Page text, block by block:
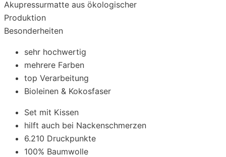
Akupressurmatte aus ökologischer
Produktion
Besonderheiten
sehr hochwertig
mehrere Farben
top Verarbeitung
Bioleinen & Kokosfaser
Set mit Kissen
hilft auch bei Nackenschmerzen
6.210 Druckpunkte
100% Baumwolle